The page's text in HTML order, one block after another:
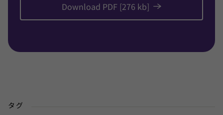
Download PDF [276 kb]
タグ